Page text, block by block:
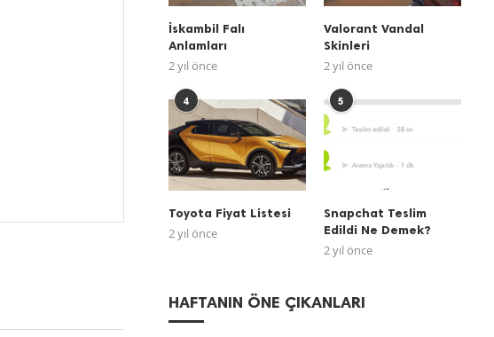
İskambil Falı
Anlamları
2 yıl önce
Valorant Vandal
Skinleri
2 yıl önce
4
Toyota Fiyat Listesi
2 yıl önce
5
Snapchat Teslim
Edildi Ne Demek?
2 yıl önce
HAFTANIN ÖNE ÇIKANLARI